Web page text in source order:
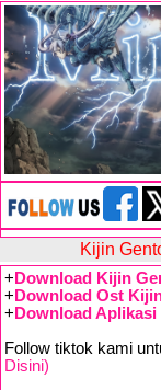
Kijin
+ Download Kijin
+ Download Ost
+ Download
Follow tiktok kami
Disini)